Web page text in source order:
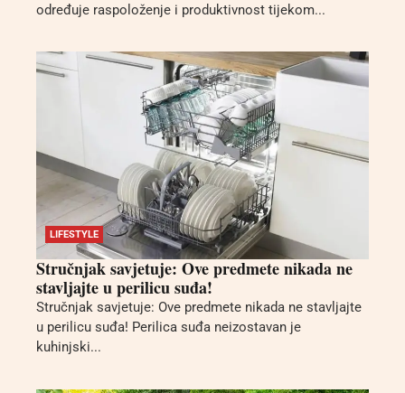
određuje raspoloženje i produktivnost tijekom...
LIFESTYLE
Stručnjak savjetuje: Ove predmete nikada ne
stavljajte u perilicu suđa!
Stručnjak savjetuje: Ove predmete nikada ne stavljajte
u perilicu suđa! Perilica suđa neizostavan je
kuhinjski...